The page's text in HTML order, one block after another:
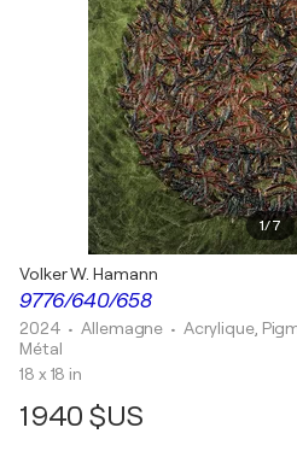
1/7
9776/640/658
Volker W. Hamann
2024 • Allemagne • Acrylique,
Métal
18 x 18 in
1 940 $US